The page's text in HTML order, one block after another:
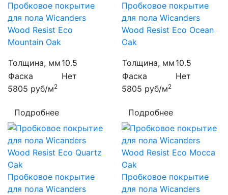
Пробковое покрытие
для пола Wicanders
Wood Resist Eco
Mountain Oak
Толщина, мм 10.5
Фаска
Нет
5805 руб/м2
Подробнее
Пробковое покрытие
для пола Wicanders
Wood Resist Eco Ocean
Oak
Толщина, мм 10.5
Фаска
Нет
5805 руб/м2
Подробнее
Пробковое покрытие
для пола Wicanders
Пробковое покрытие
для пола Wicanders